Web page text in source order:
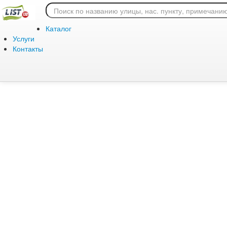
Каталог
Услуги
Контакты
Ошибка 404: страница